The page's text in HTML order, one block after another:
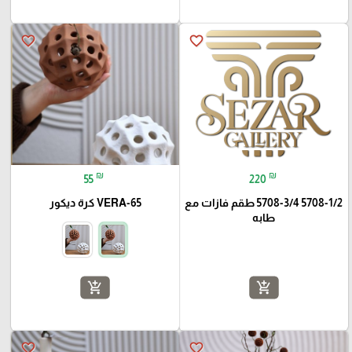
favorite_border
220 ₪
5708-1/2 5708-3/4 طقم فازات مع
طابه
add_shopping_cart
favorite_border
55 ₪
VERA-65 كرة ديكور
add_shopping_cart
favorite_border
favorite_border